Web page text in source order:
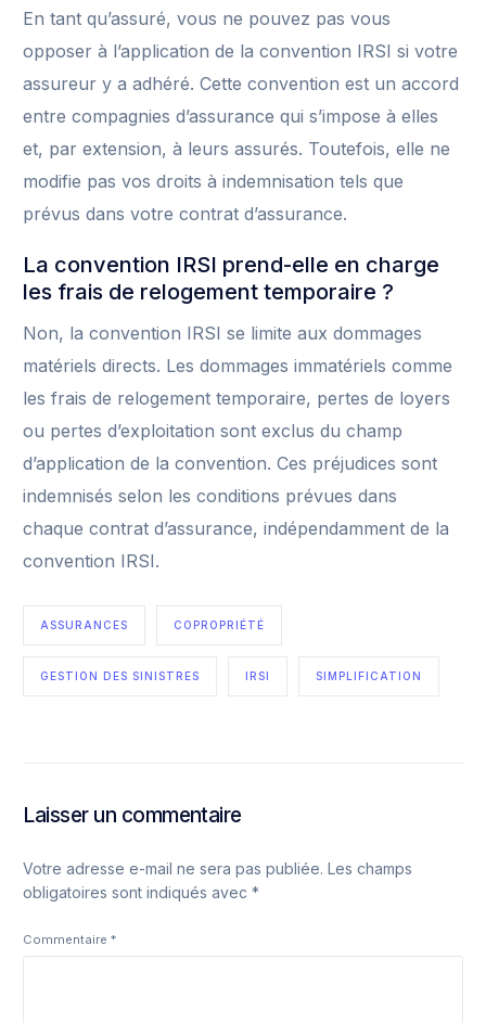
En tant qu’assuré, vous ne pouvez pas vous
opposer à l’application de la convention IRSI si votre
assureur y a adhéré. Cette convention est un accord
entre compagnies d’assurance qui s’impose à elles
et, par extension, à leurs assurés. Toutefois, elle ne
modifie pas vos droits à indemnisation tels que
prévus dans votre contrat d’assurance.
La convention IRSI prend-elle en charge
les frais de relogement temporaire ?
Non, la convention IRSI se limite aux dommages
matériels directs. Les dommages immatériels comme
les frais de relogement temporaire, pertes de loyers
ou pertes d’exploitation sont exclus du champ
d’application de la convention. Ces préjudices sont
indemnisés selon les conditions prévues dans
chaque contrat d’assurance, indépendamment de la
convention IRSI.
ASSURANCES COPROPRIÉTÉ
GESTION DES SINISTRES IRSI SIMPLIFICATION
Laisser un commentaire
Votre adresse e-mail ne sera pas publiée. Les champs
obligatoires sont indiqués avec*
Commentaire*